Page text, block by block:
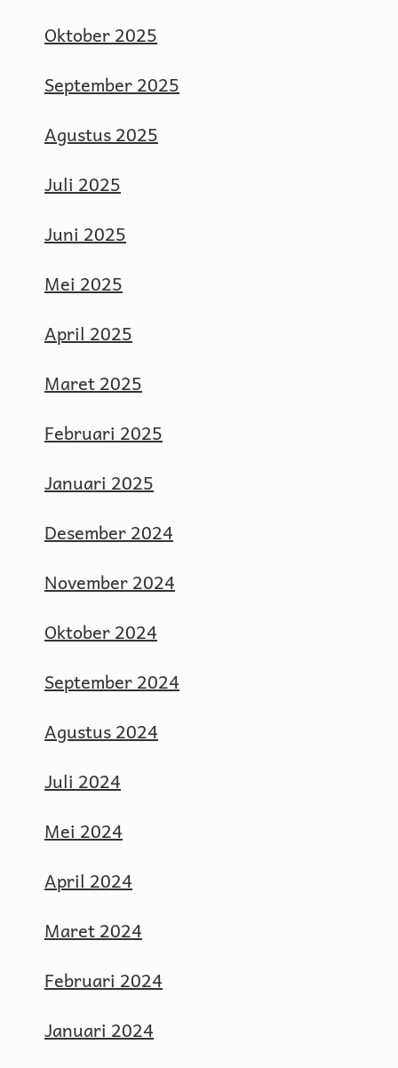
Oktober 2025
September 2025
Agustus 2025
Juli 2025
Juni 2025
Mei 2025
April 2025
Maret 2025
Februari 2025
Januari 2025
Desember 2024
November 2024
Oktober 2024
September 2024
Agustus 2024
Juli 2024
Mei 2024
April 2024
Maret 2024
Februari 2024
Januari 2024